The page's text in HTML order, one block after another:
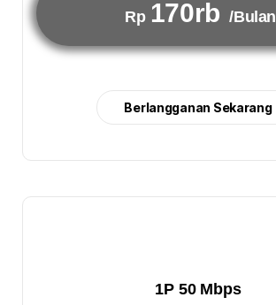
Rp 170rb /Bulan
Berlangganan Sekarang
1P 50 Mbps